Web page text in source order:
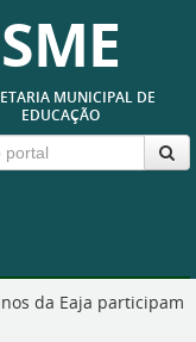
SME
MUNICIPAL DE
EDUCAÇÃO
da Eaja participam